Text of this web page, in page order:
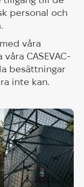
personal och
våra
CASEVAC-
besättningar
inte kan.